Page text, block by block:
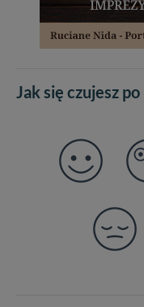
Jak się czujesz